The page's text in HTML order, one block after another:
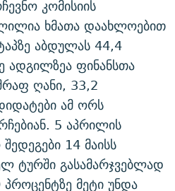
19
ᲘᲡᲢᲝᲠᲘᲐ
- ᲐᲛᲝᲣᲗᲥᲛᲔᲚᲘ ᲐᲛᲑᲐᲕᲘ
კომისიის
ხმათა დაახლოებით
აბდულას 44,4
ადგილზეა ფინანსთა
ღანი, 33,2
ამ ორს
5 აპრილის
14 მაისს
ტურში გასამარჯვებლად
მეტი უნდა